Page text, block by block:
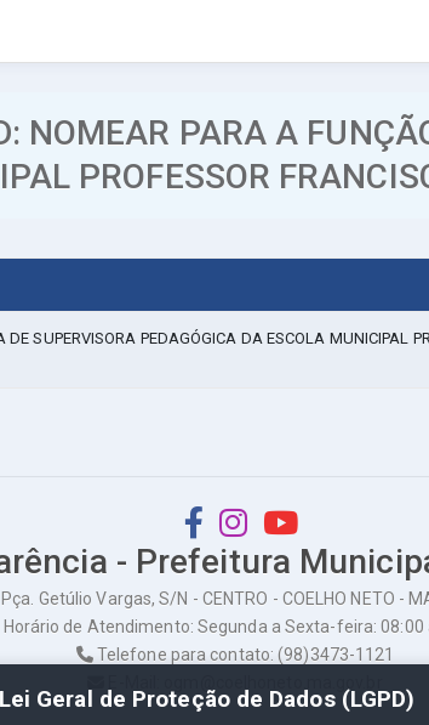
PARA A
PROFESSOR
SUPERVISORA PEDAGÓGICA DA ESCOLA MUNICIPAL
- Prefeitura
Getúlio Vargas, S/N - CENTRO - COELHO NETO -
Horário de Atendimento: Segunda a Sexta-feira: 08:00
Telefone para contato: (98)3473-1121
Geral de Proteção de Dados (LGPD)